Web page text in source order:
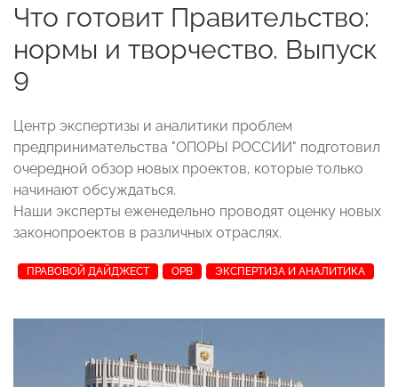
Что готовит Правительство:
нормы и творчество. Выпуск
9
Центр экспертизы и аналитики проблем
предпринимательства "ОПОРЫ РОССИИ" подготовил
очередной обзор новых проектов, которые только
начинают обсуждаться.
Наши эксперты еженедельно проводят оценку новых
законопроектов в различных отраслях.
ПРАВОВОЙ ДАЙДЖЕСТ ОРВ ЭКСПЕРТИЗА И АНАЛИТИКА